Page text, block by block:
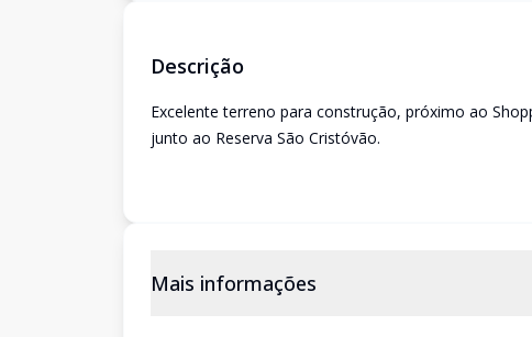
Descrição
Excelente terreno para construção, próximo ao
junto ao Reserva São Cristóvão.
Mais informações